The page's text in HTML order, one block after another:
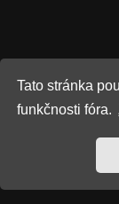
Tato stránka
funkčnosti fóra.